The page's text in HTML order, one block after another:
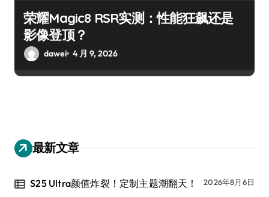
荣耀Magic8 RSR实测：性能狂飙还是
影像登顶？
dawei 4 月 9, 2026
最新文章
S25 Ultra颜值炸裂！定制主题潮翻天！ 2026年8月6日